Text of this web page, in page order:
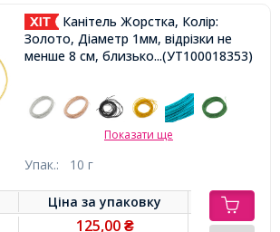
Канітель Жорстка, Колір:
Золото, Діаметр 1мм, відрізки не
менше 8 см, близько 250см / 10г,
...(УТ100018353)
Показати ще
Упак.: 10 г
Ціна заупаковку
125,00 ₴